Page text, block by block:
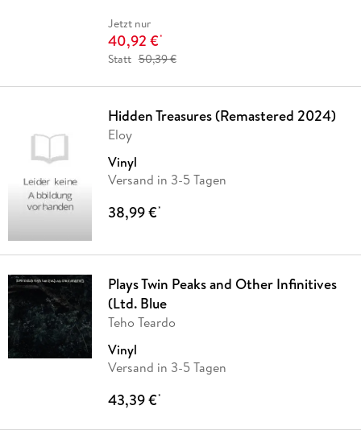
Jetzt nur
40,92 €*
Statt 50,39 €
Hidden Treasures (Remastered 2024)
Eloy
Vinyl
Versand in 3-5 Tagen
38,99 €*
Plays Twin Peaks and Other Infinitives
(Ltd. Blue
Teho Teardo
Vinyl
Versand in 3-5 Tagen
43,39 €*